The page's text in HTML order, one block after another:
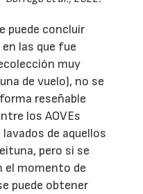
puede concluir
las que fue
muy
de vuelo), no se
reseñable
los AOVEs
de aquellos
pero si se
el momento de
puede obtener